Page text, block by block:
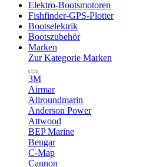
Elektro-Bootsmotoren
Fishfinder-GPS-Plotter
Bootselektrik
Bootszubehör
Marken
Zur Kategorie Marken
3M
Airmar
Allroundmarin
Anderson Power
Attwood
BEP Marine
Bengar
C-Map
Cannon